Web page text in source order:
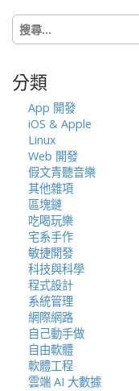
i
o
n
搜
尋
字:
分類
App 開發
iOS & Apple
Linux
Web 開發
假文青聽音樂
其他雜項
區塊鏈
吃喝玩樂
宅系手作
敏捷開發
科技與科學
程式設計
系統管理
網際網路
自己動手做
自由軟體
軟體工程
雲端 AI 大數據